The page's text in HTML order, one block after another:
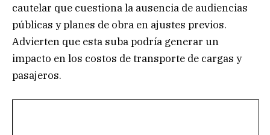
cautelar que cuestiona la ausencia de audiencias
públicas y planes de obra en ajustes previos.
Advierten que esta suba podría generar un
impacto en los costos de transporte de cargas y
pasajeros.